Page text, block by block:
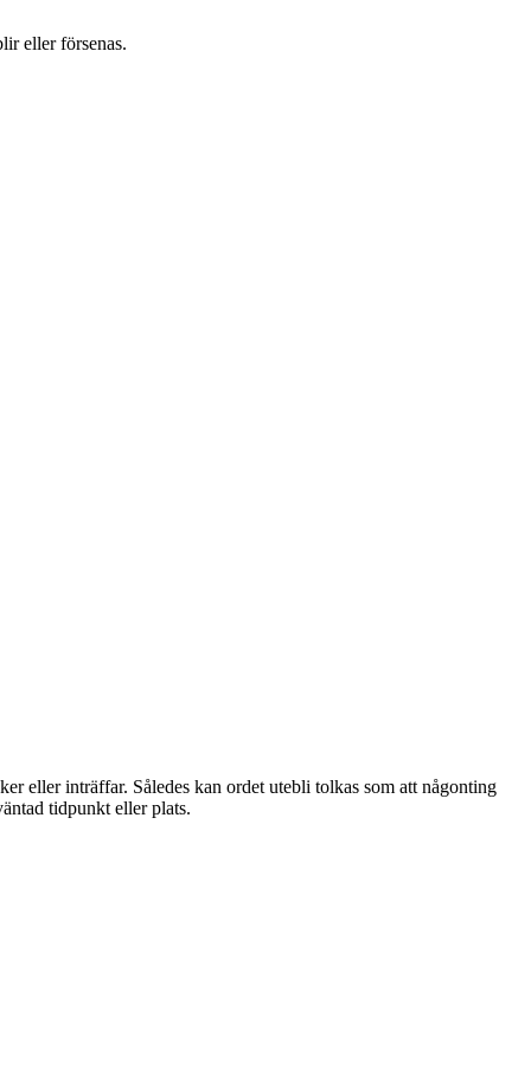
eller försenas.
eller inträffar. Således kan ordet utebli tolkas som att någonting
tidpunkt eller plats.